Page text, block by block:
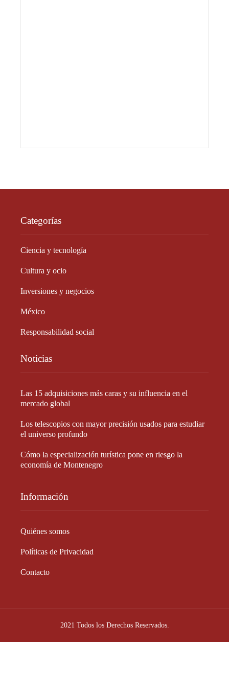
Categorías
Ciencia y tecnología
Cultura y ocio
Inversiones y negocios
México
Responsabilidad social
Noticias
Las 15 adquisiciones más caras y su influencia en el
mercado global
Los telescopios con mayor precisión usados para estudiar
el universo profundo
Cómo la especialización turística pone en riesgo la
economía de Montenegro
Información
Quiénes somos
Políticas de Privacidad
Contacto
2021 Todos los Derechos Reservados.